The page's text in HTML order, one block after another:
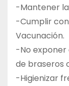
-Mantener
-Cumplir
Vacunación.
-No exponer
de braseros
-Higienizar